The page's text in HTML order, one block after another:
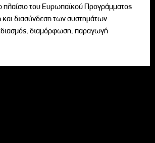
του Ευρωπαϊκού Προγράμματος
και διασύνδεση των συστημάτων
διαμόρφωση, παραγωγή